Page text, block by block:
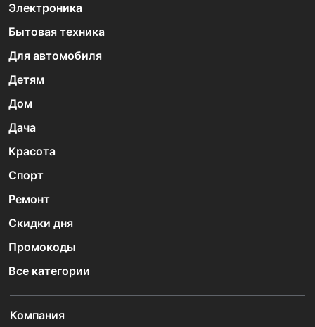
Электроника
Бытовая техника
Для автомобиля
Детям
Дом
Дача
Красота
Спорт
Ремонт
Скидки дня
Промокоды
Все категории
Компания